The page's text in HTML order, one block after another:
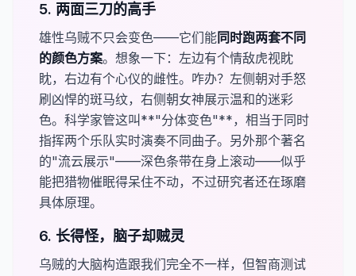
5. 两面三刀的高手
雄性乌贼不只会变色——它们能​同时跑两套不同
的颜色方案​。想象一下：左边有个情敌虎视眈
眈，右边有个心仪的雌性。咋办？左侧朝对手怒
刷凶悍的斑马纹，右侧朝女神展示温和的迷彩
色。科学家管这叫**"分体变色"**，相当于同时
指挥两个乐队实时演奏不同曲子。另外那个著名
的"流云展示"——深色条带在身上滚动——似乎
能把猎物催眠得呆住不动，不过研究者还在琢磨
具体原理。
6. 长得怪，脑子却贼灵
乌贼的大脑构造跟我们完全不一样，但智商测试